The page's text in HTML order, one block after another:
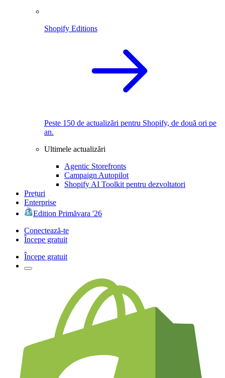
Shopify Editions
Peste 150 de actualizări pentru Shopify, de două ori pe
an.
Ultimele actualizări
Agentic Storefronts
Campaign Autopilot
Shopify AI Toolkit pentru dezvoltatori
Prețuri
Enterprise
Edition Primăvara '26
Conectează-te
Începe gratuit
Începe gratuit